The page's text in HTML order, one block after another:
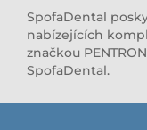
SpofaDental
nabízejících
značkou
SpofaDental.